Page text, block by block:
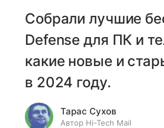
Собрали лучшие
Defense для ПК и
какие новые и
в 2024 году.
Тарас Сухов
Автор Hi-Tech Mail